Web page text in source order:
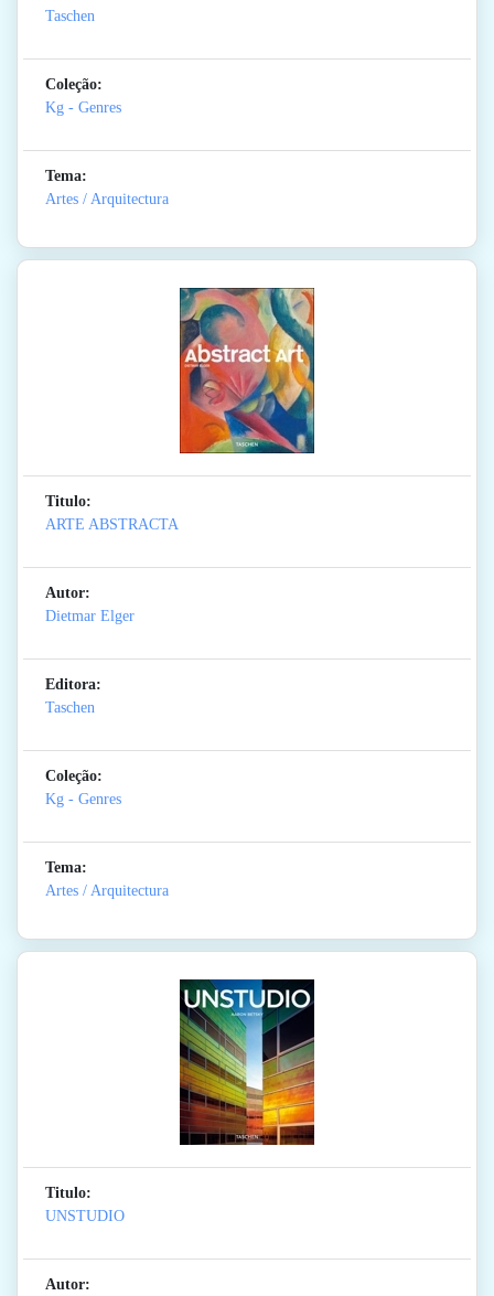
Taschen
Coleção:
Kg - Genres
Tema:
Artes / Arquitectura
Titulo:
ARTE ABSTRACTA
Autor:
Dietmar Elger
Editora:
Taschen
Coleção:
Kg - Genres
Tema:
Artes / Arquitectura
Titulo:
UNSTUDIO
Autor: